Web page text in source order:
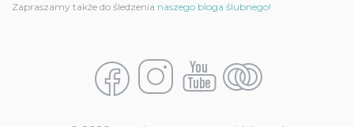
Zapraszamy także do śledzenia naszego bloga ślubnego!